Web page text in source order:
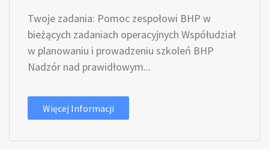
Twoje zadania: Pomoc zespołowi BHP w
bieżących zadaniach operacyjnych Współudział
w planowaniu i prowadzeniu szkoleń BHP
Nadzór nad prawidłowym...
Więcej Informacji